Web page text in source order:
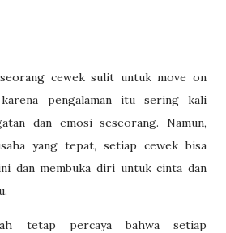
seorang cewek sulit untuk move on
pengalaman itu sering kali
dan emosi seseorang. Namun,
yang tepat, setiap cewek bisa
dan membuka diri untuk cinta dan
tetap percaya bahwa setiap